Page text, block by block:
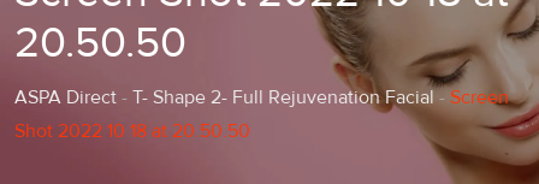
20.50.50
ASPA Direct - T- Shape 2- Full Rejuvenation Facial- Screen
Shot 2022 10 18 at 20.50.50